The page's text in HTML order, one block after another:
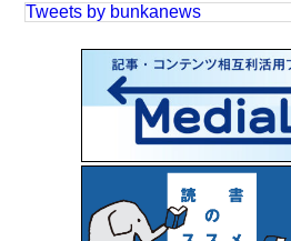
Tweets by bunkanews